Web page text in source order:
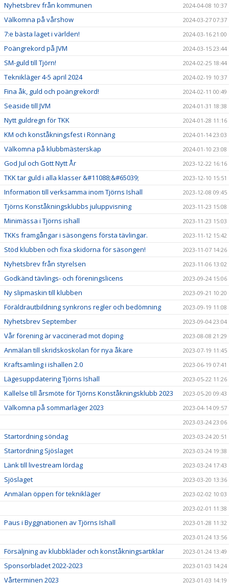
Nyhetsbrev från kommunen 2024-04-08 10:37
Välkomna på vårshow 2024-03-27 07:37
7:e bästa laget i världen! 2024-03-16 21:00
Poängrekord på JVM 2024-03-15 23:44
SM-guld till Tjörn! 2024-02-25 18:44
Teknikläger 4-5 april 2024 2024-02-19 10:37
Fina åk, guld och poängrekord! 2024-02-11 00:49
Seaside till JVM 2024-01-31 18:38
Nytt guldregn för TKK 2024-01-28 11:16
KM och konståkningsfest i Rönnäng 2024-01-14 23:03
Välkomna på klubbmästerskap 2024-01-10 23:08
God Jul och Gott Nytt År 2023-12-22 16:16
TKK tar guld i alla klasser &#11088;&#65039; 2023-12-10 15:51
Information till verksamma inom Tjörns Ishall 2023-12-08 09:45
Tjörns Konståkningsklubbs juluppvisning 2023-11-23 15:08
Minimässa i Tjörns ishall 2023-11-23 15:03
TKKs framgångar i säsongens första tävlingar. 2023-11-12 15:42
Stöd klubben och fixa skidorna för säsongen! 2023-11-07 14:26
Nyhetsbrev från styrelsen 2023-11-06 13:02
Godkänd tävlings- och föreningslicens 2023-09-24 15:06
Ny slipmaskin till klubben 2023-09-21 10:20
Föräldrautbildning synkrons regler och bedömning 2023-09-19 11:08
Nyhetsbrev September 2023-09-04 23:04
Vår förening är vaccinerad mot doping 2023-08-08 21:29
Anmälan till skridskoskolan för nya åkare 2023-07-19 11:45
Kraftsamling i ishallen 2.0 2023-06-19 07:41
Lägesuppdatering Tjörns Ishall 2023-05-22 11:26
Kallelse till årsmöte för Tjörns Konståkningsklubb 2023 2023-05-20 09:43
Välkomna på sommarläger 2023
2023-04-14 09:57
2023-03-24 23:06
Startordning söndag 2023-03-24 20:51
Startordning Sjöslaget 2023-03-24 19:38
Länk till livestream lördag 2023-03-24 17:43
Sjöslaget 2023-03-20 13:36
Anmälan öppen för teknikläger
2023-02-02 10:03
2023-02-01 11:38
Paus i Byggnationen av Tjörns Ishall
2023-01-28 11:32
2023-01-24 13:56
Försäljning av klubbkläder och konståkningsartiklar 2023-01-24 13:49
Sponsorbladet 2022-2023 2023-01-03 14:24
Vårterminen 2023 2023-01-03 14:19